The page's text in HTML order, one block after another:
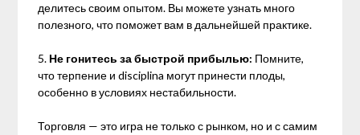
делитесь своим опытом. Вы можете узнать много
полезного, что поможет вам в дальнейшей практике.
5. Не гонитесь за быстрой прибылью: Помните,
что терпение и disciplina могут принести плоды,
особенно в условиях нестабильности.
Торговля — это игра не только с рынком, но и с самим